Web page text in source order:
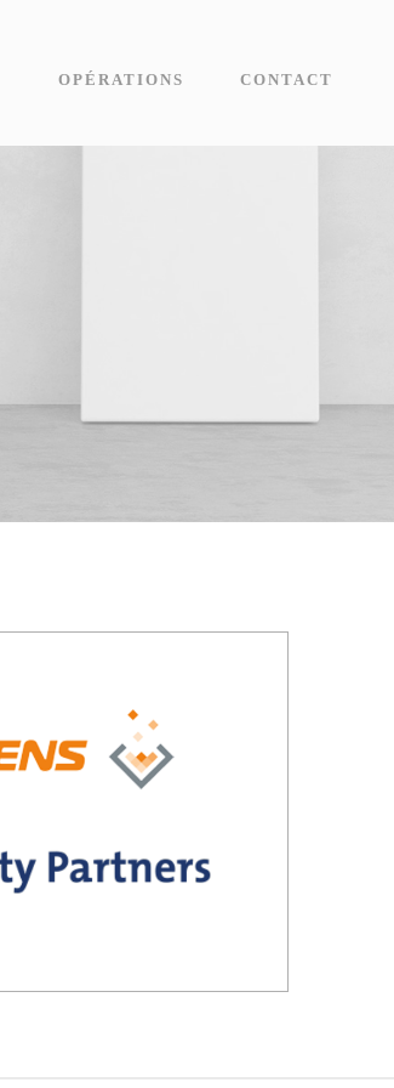
OPÉRATIONS CONTACT